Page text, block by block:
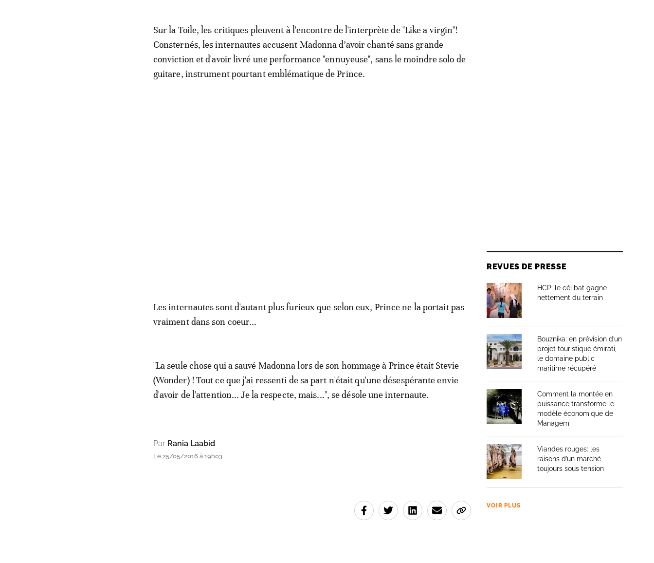
Sur la Toile, les critiques pleuvent à l'encontre de l'interprète de "Like a virgin"!
Consternés, les internautes accusent Madonna d’avoir chanté sans grande
conviction et d'avoir livré une performance "ennuyeuse", sans le moindre solo de
guitare, instrument pourtant emblématique de Prince.
Les internautes sont d'autant plus furieux que selon eux, Prince ne la portait pas
vraiment dans son coeur...
"La seule chose qui a sauvé Madonna lors de son hommage à Prince était Stevie
(Wonder) ! Tout ce que j'ai ressenti de sa part n'était qu'une désespérante envie
d'avoir de l'attention... Je la respecte, mais...", se désole une internaute.
Par Rania Laabid
Le 25/05/2016 à 19h03
REVUES DE PRESSE
HCP: le célibat gagne
nettement du terrain
Bouznika: en prévision d’un
projet touristique émirati,
le domaine public
maritime récupéré
Comment la montée en
puissance transforme le
modèle économique de
Managem
Viandes rouges: les
raisons d’un marché
toujours sous tension
VOIR PLUS